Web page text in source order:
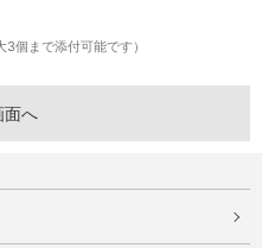
3個まで添付可能です）